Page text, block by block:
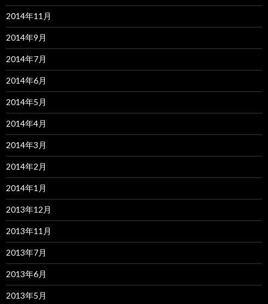
2014年11月
2014年9月
2014年7月
2014年6月
2014年5月
2014年4月
2014年3月
2014年2月
2014年1月
2013年12月
2013年11月
2013年7月
2013年6月
2013年5月